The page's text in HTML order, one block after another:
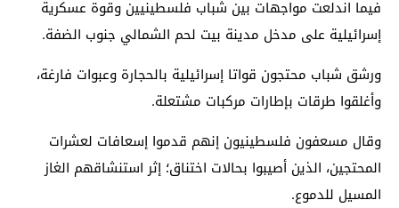
فيما اندلعت مواجهات بين شباب فلسطينيين وقوة عسكرية
إسرائيلية على مدخل مدينة بيت لحم الشمالي جنوب الضفة.
ورشق شباب محتجون قواتا إسرائيلية بالحجارة وعبوات فارغة،
وأغلقوا طرقات بإطارات مركبات مشتعلة.
وقال مسعفون فلسطينيون إنهم قدموا إسعافات لعشرات
المحتجين، الذين أصيبوا بحالات اختناق؛ إثر استنشاقهم الغاز
المسيل للدموع.